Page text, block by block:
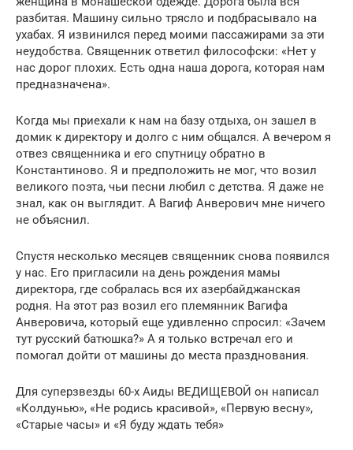
разбитая. Машину сильно трясло и подбрасывало на
ухабах. Я извинился перед моими пассажирами за эти
неудобства. Священник ответил философски: «Нет у
нас дорог плохих. Есть одна наша дорога, которая нам
предназначена».
Когда мы приехали к нам на базу отдыха, он зашел в
домик к директору и долго с ним общался. А вечером я
отвез священника и его спутницу обратно в
Константиново. Я и предположить не мог, что возил
великого поэта, чьи песни любил с детства. Я даже не
знал, как он выглядит. А Вагиф Анверович мне ничего
не объяснил.
Спустя несколько месяцев священник снова появился
у нас. Его пригласили на день рождения мамы
директора, где собралась вся их азербайджанская
родня. На этот раз возил его племянник Вагифа
Анверовича, который еще удивленно спросил: «Зачем
тут русский батюшка?» А я только встречал его и
помогал дойти от машины до места празднования.
Для суперзвезды 60-х Аиды ВЕДИЩЕВОЙ он написал
«Колдунью», «Не родись красивой», «Первую весну»,
«Старые часы» и «Я буду ждать тебя»